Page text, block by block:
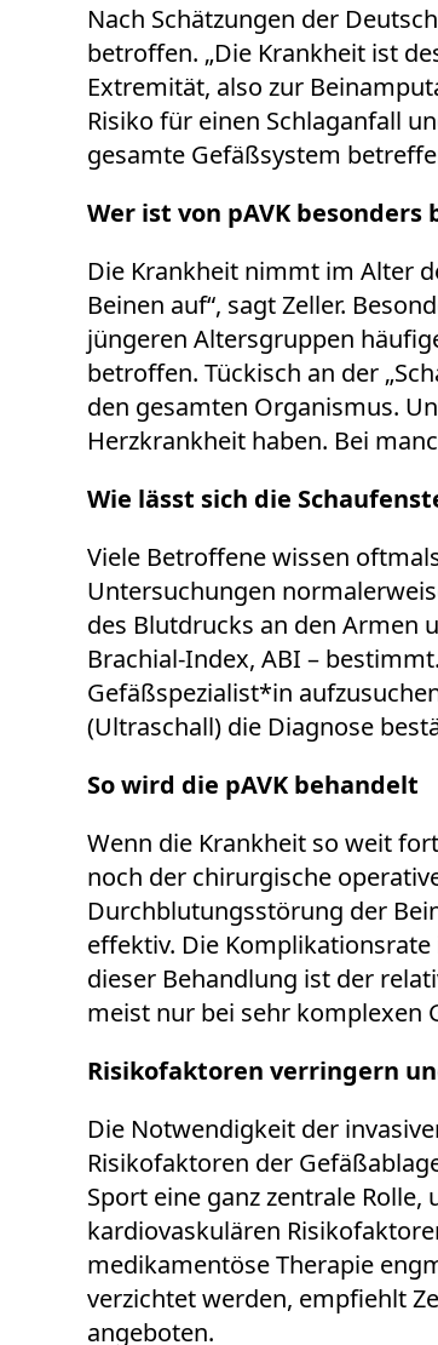
Nach Schätzungen der
betroffen. „Die Krankheit ist
Extremität, also zur
Risiko für einen Schlaganfall
gesamte Gefäßsystem
Wer ist von pAVK besonders
Die Krankheit nimmt im Alter
Beinen auf“, sagt Zeller.
jüngeren Altersgruppen
betroffen. Tückisch an der
den gesamten Organismus.
Herzkrankheit haben. Bei
Wie lässt sich die
Viele Betroffene wissen
Untersuchungen
des Blutdrucks an den Armen
Brachial-Index, ABI –
Gefäßspezialist*in
(Ultraschall) die Diagnose
So wird die pAVK behandelt
Wenn die Krankheit so weit
noch der chirurgische
Durchblutungsstörung der
effektiv. Die
dieser Behandlung ist der
meist nur bei sehr komplexen
Risikofaktoren verringern
Die Notwendigkeit der
Risikofaktoren der
Sport eine ganz zentrale
kardiovaskulären
medikamentöse Therapie
verzichtet werden, empfiehlt
angeboten.